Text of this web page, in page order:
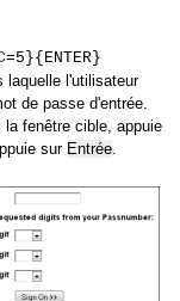
laquelle l'utilisateur
de passe d'entrée.
fenêtre cible, appuie
sur Entrée.